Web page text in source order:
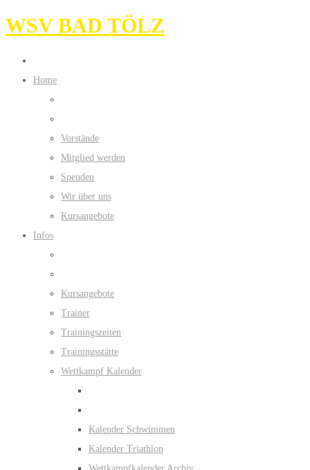
WSV BAD TÖLZ
Home
Vorstände
Mitglied werden
Spenden
Wir über uns
Kursangebote
Infos
Kursangebote
Trainer
Trainingszeiten
Trainingsstätte
Wettkampf Kalender
Kalender Schwimmen
Kalender Triathlon